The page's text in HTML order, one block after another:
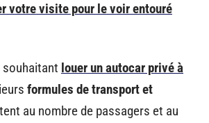
votre visite pour le voir entouré
souhaitant louer un autocar privé à
formules de transport et
au nombre de passagers et au